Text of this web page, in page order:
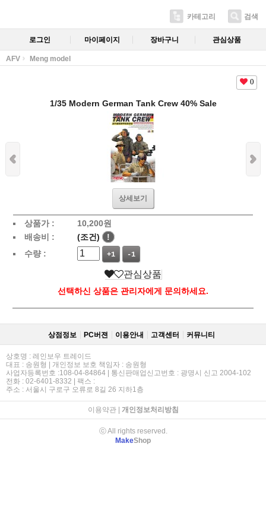
카테고리 검색
로그인 마이페이지 장바구니 관심상품
AFV Meng model
0
1/35 Modern German Tank Crew 40% Sale
상세보기
상품가 : 10,200원
배송비 :
(조건)
!
수량 :
+1 -1
관심상품
선택하신 상품은 관리자에게 문의하세요.
상점정보 PC버젼 이용안내 고객센터 커뮤니티
상호명 : 레인보우 트레이드
대표 : 송원형 | 개인정보 보호 책임자 : 송원형
사업자등록번호 :108-04-84864 | 통신판매업신고번호 : 광명시 신고 2004-102
전화 : 02-6401-8332 | 팩스 :
주소 : 서울시 구로구 오류로 8길 26 지하1층
이용약관| 개인정보처리방침
ⓒ All rights reserved.
MakeShop